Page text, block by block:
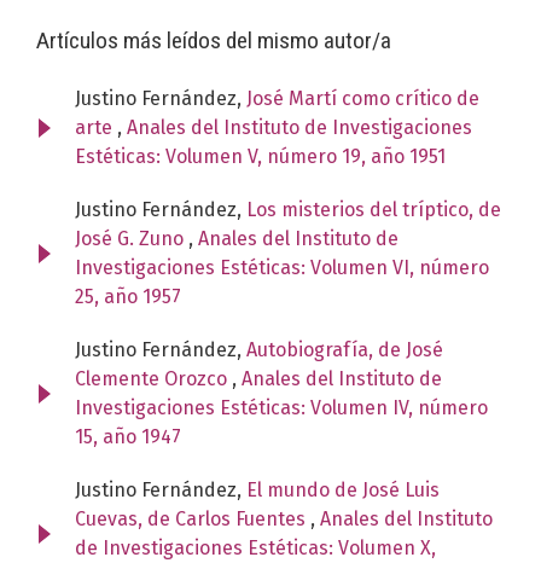
Artículos más leídos del mismo autor/a
Justino Fernández, José Martí como crítico de
arte , Anales del Instituto de Investigaciones
Estéticas: Volumen V, número 19, año 1951
Justino Fernández, Los misterios del tríptico, de
José G. Zuno , Anales del Instituto de
Investigaciones Estéticas: Volumen VI, número
25, año 1957
Justino Fernández, Autobiografía, de José
Clemente Orozco , Anales del Instituto de
Investigaciones Estéticas: Volumen IV, número
15, año 1947
Justino Fernández, El mundo de José Luis
Cuevas, de Carlos Fuentes , Anales del Instituto
de Investigaciones Estéticas: Volumen X,